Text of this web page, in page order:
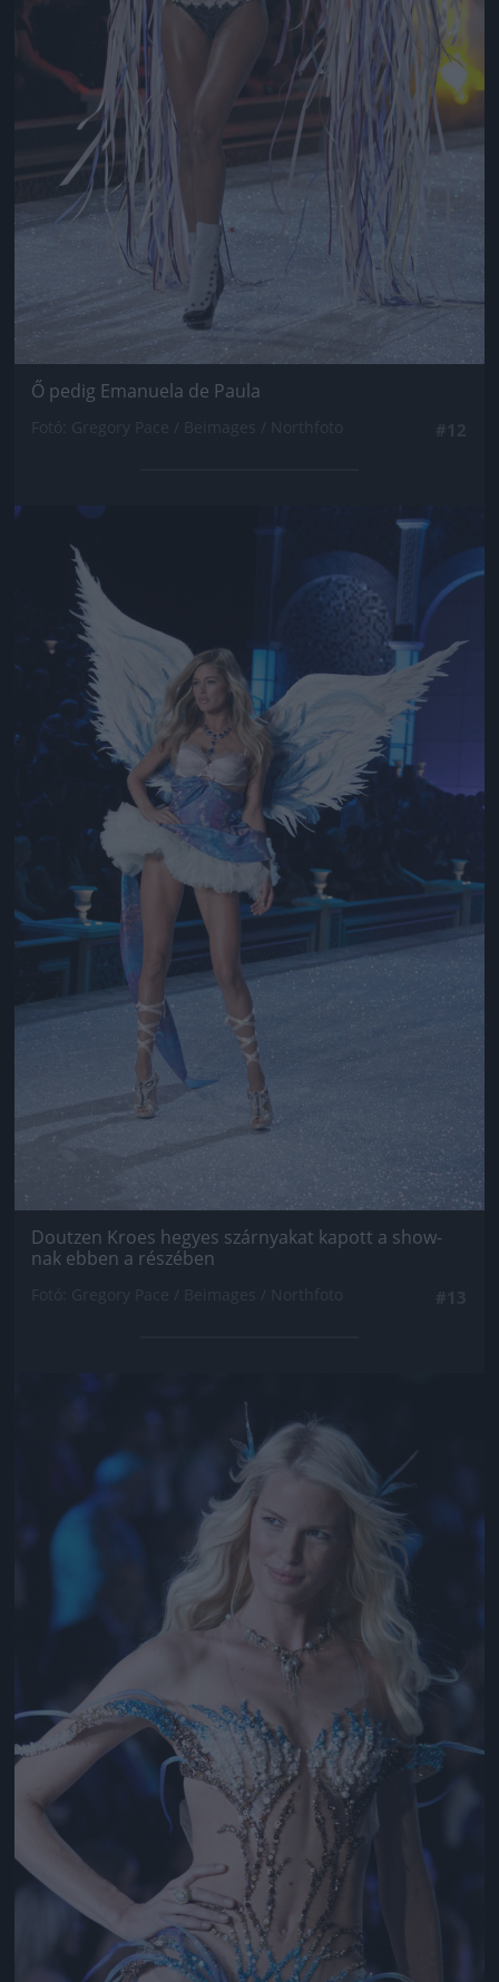
Ő pedig Emanuela de Paula
Doutzen Kroes hegyes szárnyakat kapott a show-
nak ebben a részében
Jön még kép!